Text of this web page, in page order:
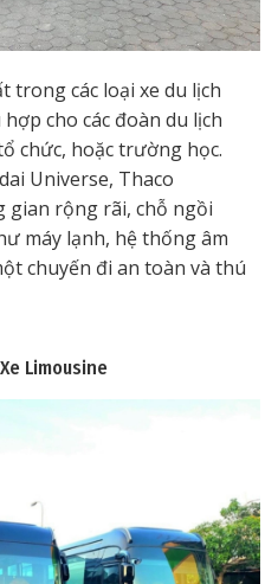
trong các loại xe du lịch
cho các đoàn du lịch
chức, hoặc trường học.
Universe, Thaco
gian rộng rãi, chỗ ngồi
máy lạnh, hệ thống âm
chuyến đi an toàn và thú
Xe Limousine